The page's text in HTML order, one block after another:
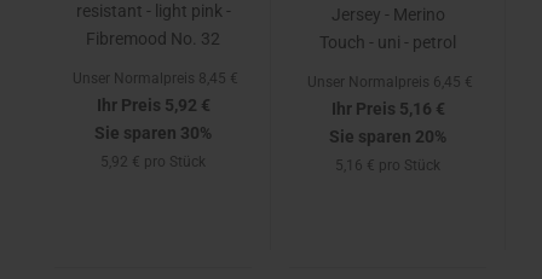
resistant - light pink -
Fibremood No. 32
Unser Normalpreis 8,45 €
Ihr Preis 5,92 €
Sie sparen 30%
5,92 € pro Stück
Jersey - Merino
Touch - uni - petrol
Unser Normalpreis 6,45 €
Ihr Preis 5,16 €
Sie sparen 20%
5,16 € pro Stück